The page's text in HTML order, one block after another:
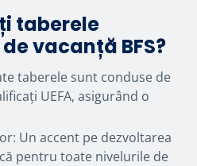
taberele
vacanță BFS?
taberele sunt conduse de
UEFA, asigurând o
Un accent pe dezvoltarea
pentru toate nivelurile de